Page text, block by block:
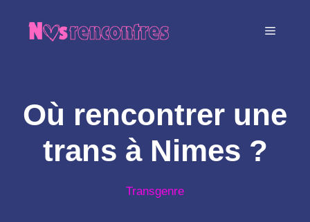
contenu
MENU
Où rencontrer une
trans à Nimes ?
Transgenre